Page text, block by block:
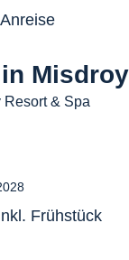
Misdroy
Resort & Spa
Frühstück